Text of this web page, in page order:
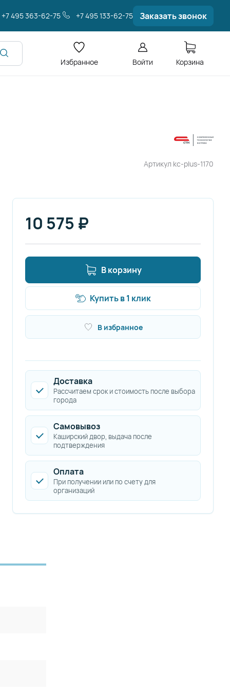
+7 495 363-62-75 +7 495 133-62-75 Заказать звонок
Избранное Войти Корзина
Артикул kc-plus-1170
10 575 ₽
В корзину
Купить в 1 клик
В избранное
Доставка
Рассчитаем срок и стоимость после выбора
города
Самовывоз
Каширский двор, выдача после
подтверждения
Оплата
При получении или по счету для
организаций